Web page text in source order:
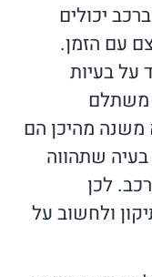
יכולים
עם הזמן.
על בעיות
משתלם
מהיכן הם
בעיה שתהווה
לכן
ולחשוב על